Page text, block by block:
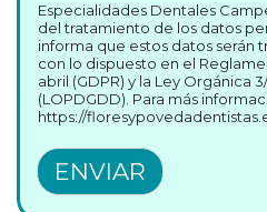
Especialidades Dentales
del tratamiento de los datos
informa que estos datos serán
con lo dispuesto en el
abril (GDPR) y la Ley Orgánica
(LOPDGDD). Para más
https://
ENVIAR